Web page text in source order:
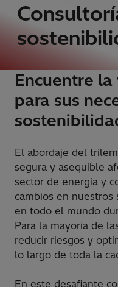
Encuentre
para sus
El abordaje del
segura y asequible
sector de energía y
cambios en nuestros
en todo el mundo
Para la mayoría de
reducir riesgos y
lo largo de toda la
En este desafiante